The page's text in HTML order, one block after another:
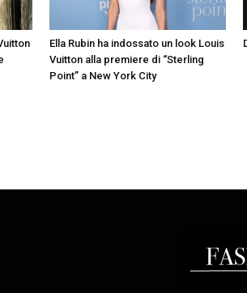
Ella Rubin ha indossato un look Louis
Vuitton alla premiere di “Sterling
Point” a New York City